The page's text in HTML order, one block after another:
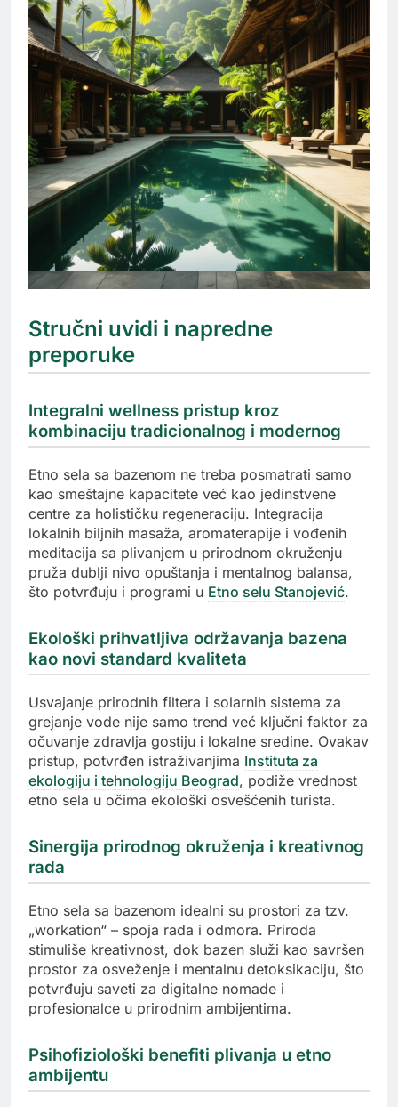
Stručni uvidi i napredne
preporuke
Integralni wellness pristup kroz
kombinaciju tradicionalnog i modernog
Etno sela sa bazenom ne treba posmatrati samo
kao smeštajne kapacitete već kao jedinstvene
centre za holističku regeneraciju. Integracija
lokalnih biljnih masaža, aromaterapije i vođenih
meditacija sa plivanjem u prirodnom okruženju
pruža dublji nivo opuštanja i mentalnog balansa,
što potvrđuju i programi u Etno selu Stanojević.
Ekološki prihvatljiva održavanja bazena
kao novi standard kvaliteta
Usvajanje prirodnih filtera i solarnih sistema za
grejanje vode nije samo trend već ključni faktor za
očuvanje zdravlja gostiju i lokalne sredine. Ovakav
pristup, potvrđen istraživanjima Instituta za
ekologiju i tehnologiju Beograd, podiže vrednost
etno sela u očima ekološki osvešćenih turista.
Sinergija prirodnog okruženja i kreativnog
rada
Etno sela sa bazenom idealni su prostori za tzv.
„workation“ – spoja rada i odmora. Priroda
stimuliše kreativnost, dok bazen služi kao savršen
prostor za osveženje i mentalnu detoksikaciju, što
potvrđuju saveti za digitalne nomade i
profesionalce u prirodnim ambijentima.
Psihofiziološki benefiti plivanja u etno
ambijentu